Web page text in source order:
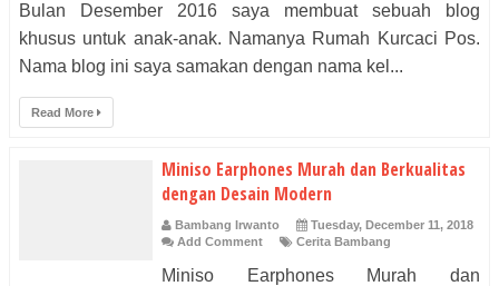
Bulan Desember 2016 saya membuat sebuah blog
khusus untuk anak-anak. Namanya Rumah Kurcaci Pos.
Nama blog ini saya samakan dengan nama kel...
Read More
Miniso Earphones Murah dan Berkualitas
dengan Desain Modern
Bambang Irwanto
Tuesday, December 11, 2018
Add Comment
Cerita Bambang
Miniso Earphones Murah dan